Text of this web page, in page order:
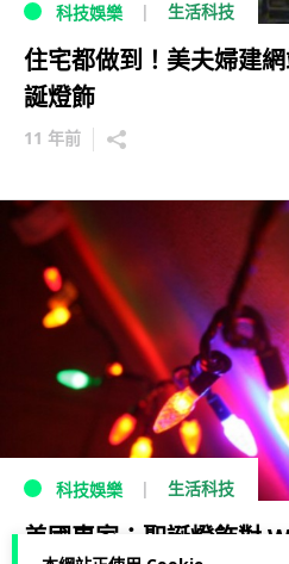
科技娛樂 生活科技
住宅都做到！美夫婦建
誕燈飾
11 年前
科技娛樂 生活科技
美國專家：聖誕燈飾對